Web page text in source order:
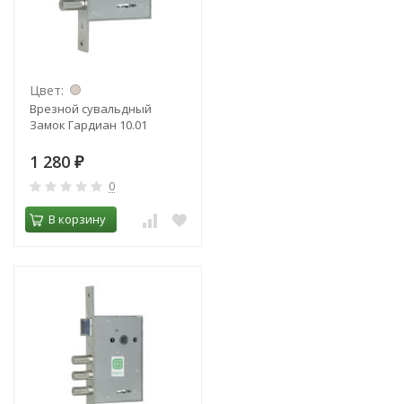
Цвет:
Врезной сувальдный
Замок Гардиан 10.01
1 280 ₽
0
В корзину